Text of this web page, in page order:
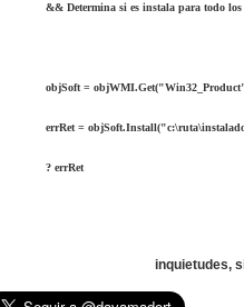
&& Determina si es instala para todo los
objSoft =
errRet =
? errRet
inquietudes,